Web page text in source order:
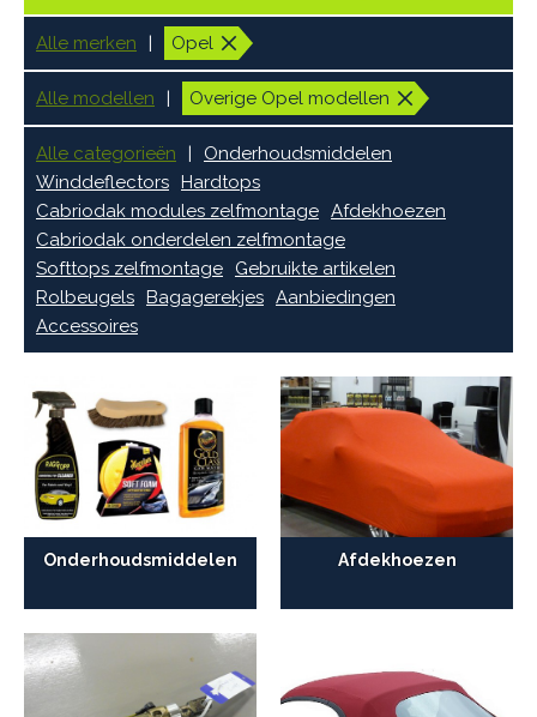
Alle merken Opel
Alle modellen Overige Opel modellen
Alle categorieën
Onderhoudsmiddelen
Winddeflectors Hardtops
Cabriodak modules zelfmontage Afdekhoezen
Cabriodak onderdelen zelfmontage
Softtops zelfmontage
Gebruikte artikelen
Rolbeugels Bagagerekjes Aanbiedingen
Accessoires
Onderhoudsmiddelen Afdekhoezen